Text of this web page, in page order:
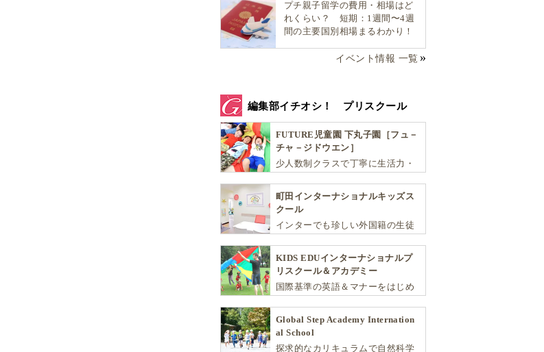
プチ親子留学の費用・相場はど
れくらい？ 短期：1週間〜4週
間の主要国別相場まるわかり！
イベント情報 一覧
編集部イチオシ！ プリスクール
FUTURE児童園 下丸子園［フュ－
チャ－ジドウエン］
少人数制クラスで丁寧に生活力・
能性を広げます！
町田インターナショナルキッズス
クール
インターでも珍しい外国籍の生徒
境が魅力の「町田インターナショ
ナルキッズスクール」。
KIDS EDUインターナショナルプ
リスクール＆アカデミー
国際基準の英語＆マナーをはじめ
EDU（キッズ・エデュ）」は幼児
から小学生まで一貫して学べる充
Global Step Academy Internation
al School
探求的なカリキュラムで自然科学